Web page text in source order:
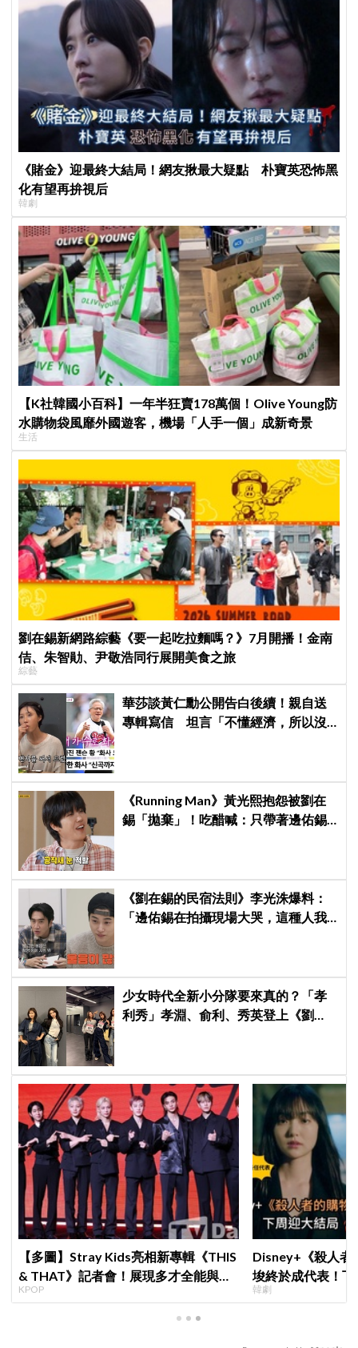
《賭金》迎最終大結局！網友揪最大疑點 朴寶英恐怖黑
化有望再拚視后
韓劇
【K社韓國小百科】一年半狂賣178萬個！Olive Young防
水購物袋風靡外國遊客，機場「人手一個」成新奇景
生活
劉在錫新網路綜藝《要一起吃拉麵嗎？》7月開播！金南
佶、朱智勛、尹敬浩同行展開美食之旅
綜藝
華莎談黃仁勳公開告白後續！親自送
專輯寫信 坦言「不懂經濟，所以沒
《Running Man》黃光熙抱怨被劉在
錫「拋棄」！吃醋喊：只帶著邊佑錫
《劉在錫的民宿法則》李光洙爆料：
「邊佑錫在拍攝現場大哭，這種人我
少女時代全新小分隊要來真的？「孝
利秀」孝淵、俞利、秀英登上《劉
【多圖】Stray Kids亮相新專輯《THIS
& THAT》記者會！展現多才全能與滿
滿自信，預告「以熱治熱」炸裂夏日音
KPOP
Disney+《殺人者
埈終於成代表！
現成最大伏筆
韓劇